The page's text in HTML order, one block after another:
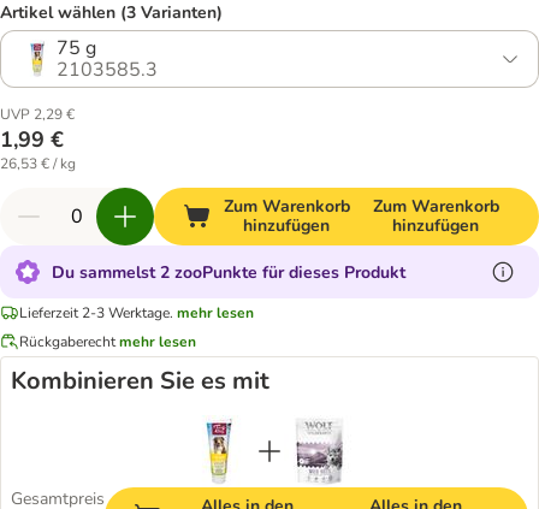
Artikel wählen (3 Varianten)
75 g
2103585.3
UVP 2,29 €
1,99 €
26,53 € / kg
Zum Warenkorb
hinzufügen
Zum Warenkorb
hinzufügen
Du sammelst 2 zooPunkte für dieses Produkt
Lieferzeit 2-3 Werktage. mehr lesen
Rückgaberechtmehr lesen
Kombinieren Sie es mit
Gesamtpreis